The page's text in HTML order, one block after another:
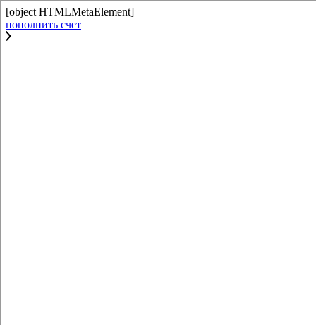
[object HTMLMetaElement]
пополнить счет